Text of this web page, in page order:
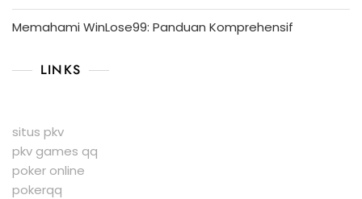
Memahami WinLose99: Panduan Komprehensif
LINKS
situs pkv
pkv games qq
poker online
pokerqq